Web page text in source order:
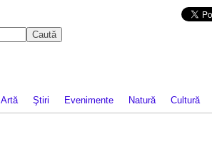
Artă Ştiri Evenimente Natură Cultură
Caută